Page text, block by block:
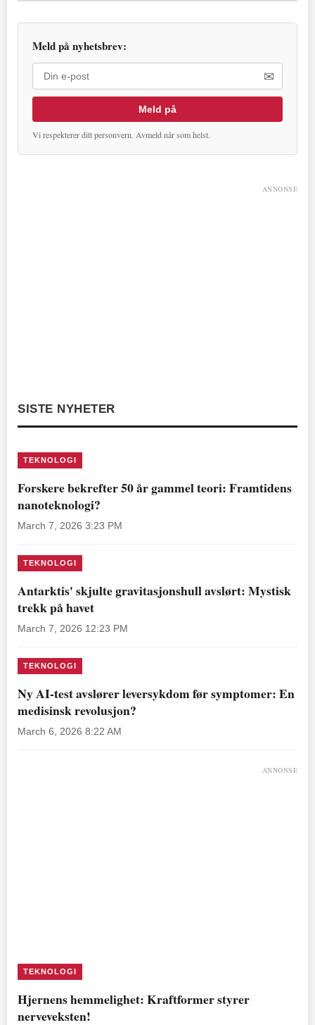
Meld på nyhetsbrev:
✉
Meld på
Vi respekterer ditt personvern. Avmeld når som helst.
ANNONSE
SISTE NYHETER
TEKNOLOGI
Forskere bekrefter 50 år gammel teori: Framtidens
nanoteknologi?
March 7, 2026 3:23 PM
TEKNOLOGI
Antarktis' skjulte gravitasjonshull avslørt: Mystisk
trekk på havet
March 7, 2026 12:23 PM
TEKNOLOGI
Ny AI-test avslører leversykdom før symptomer: En
medisinsk revolusjon?
March 6, 2026 8:22 AM
ANNONSE
TEKNOLOGI
Hjernens hemmelighet: Kraftformer styrer
nerveveksten!